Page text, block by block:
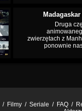
Druga
zwierzętach z
ponownie
/ Filmy / Seriale / FAQ /